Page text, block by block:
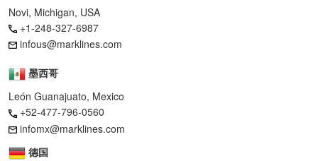
Novi, Michigan, USA
+1-248-327-6987
infous@marklines.com
墨西哥
León Guanajuato, Mexico
+52-477-796-0560
infomx@marklines.com
德国